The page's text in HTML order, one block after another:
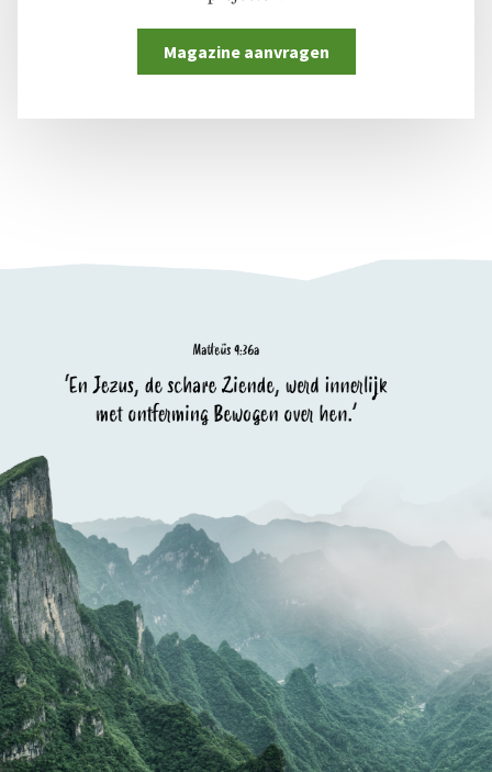
Magazine aanvragen